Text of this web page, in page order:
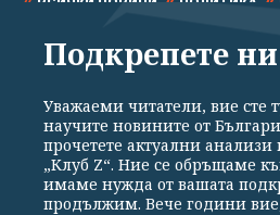
СПОРТ КУЛТУРА
Подкрепете ни
Уважаеми читатели, вие сте
научите новините от
прочетете актуални
„Клуб Z“. Ние се обръщаме
имаме нужда от вашата
продължим. Вече години